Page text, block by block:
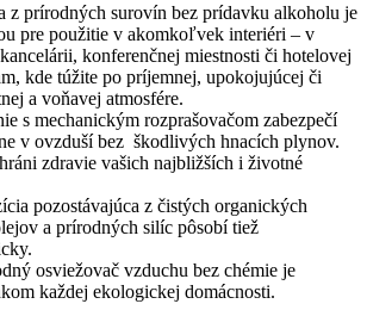
z prírodných surovín bez prídavku alkoholu je
pre použitie v akomkoľvek interiéri – v
konferenčnej miestnosti či hotelovej
kde túžite po príjemnej, upokojujúcej či
a voňavej atmosfére.
s mechanickým rozprašovačom zabezpečí
v ovzduší bez škodlivých hnacích plynov.
zdravie vašich najbližších i životné
pozostávajúca z čistých organických
a prírodných silíc pôsobí tiež
osviežovač vzduchu bez chémie je
každej ekologickej domácnosti.